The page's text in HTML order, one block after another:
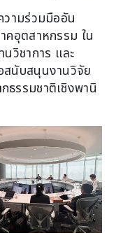
ามร่วมมืออัน
คอุตสาหกรรม ใน
วิชาการ และ
นับสนุนงานวิจัย
ธรรมชาติเชิงพานิ